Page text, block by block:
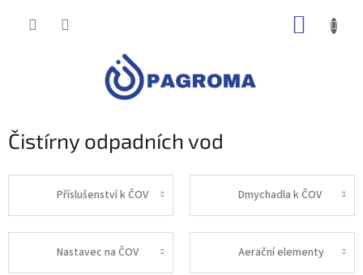
Čistírny odpadních vod
Příslušenství k ČOV Dmychadla k ČOV
Nastavec na ČOV Aerační elementy